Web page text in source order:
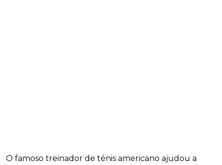
O famoso treinador de ténis americano ajudou a